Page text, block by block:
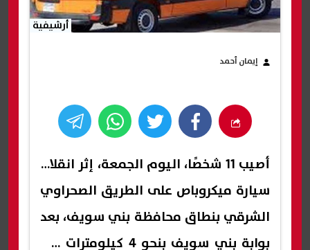
أرشيفية
إيمان أحمد
أصيب 11 شخصًا، اليوم الجمعة، إثر انقلاب
سيارة ميكروباص على الطريق الصحراوي
الشرقي بنطاق محافظة بني سويف، بعد
بوابة بني سويف بنحو 4 كيلومترات في